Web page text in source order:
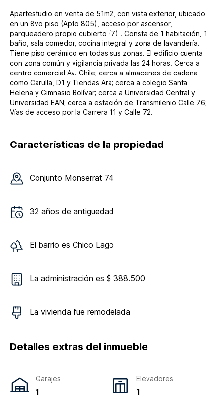
Apartestudio en venta de 51m2, con vista exterior, ubicado
en un 8vo piso (Apto 805), acceso por ascensor,
parqueadero propio cubierto (7) . Consta de 1 habitación, 1
baño, sala comedor, cocina integral y zona de lavandería.
Tiene piso cerámico en todas sus zonas. El edificio cuenta
con zona común y vigilancia privada las 24 horas. Cerca a
centro comercial Av. Chile; cerca a almacenes de cadena
como Carulla, D1 y Tiendas Ara; cerca a colegio Santa
Helena y Gimnasio Bolívar; cerca a Universidad Central y
Universidad EAN; cerca a estación de Transmilenio Calle 76;
Vías de acceso por la Carrera 11 y Calle 72.
Características de la propiedad
Conjunto Monserrat 74
32 años de antiguedad
El barrio es Chico Lago
La administración es $ 388.500
La vivienda fue remodelada
Detalles extras del inmueble
Garajes
1
Elevadores
1